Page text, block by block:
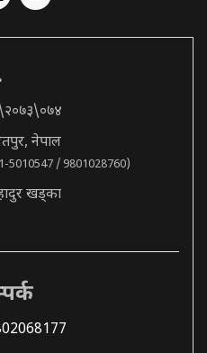
नेपाल
5010547 / 9801028760)
खड्का